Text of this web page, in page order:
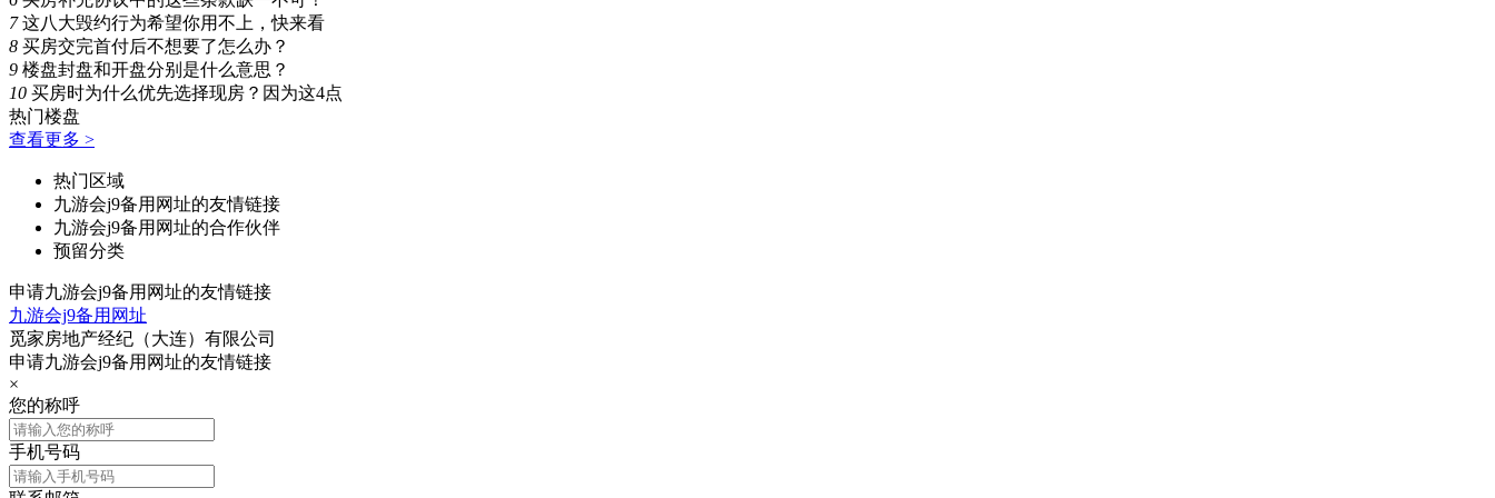
7 这八大毁约行为希望你用不上，快来看
8 买房交完首付后不想要了怎么办？
9 楼盘封盘和开盘分别是什么意思？
10 买房时为什么优先选择现房？因为这4点
热门楼盘
查看更多 >
热门区域
九游会j9备用网址的友情链接
九游会j9备用网址的合作伙伴
预留分类
申请九游会j9备用网址的友情链接
九游会j9备用网址
觅家房地产经纪（大连）有限公司
申请九游会j9备用网址的友情链接
×
您的称呼
手机号码